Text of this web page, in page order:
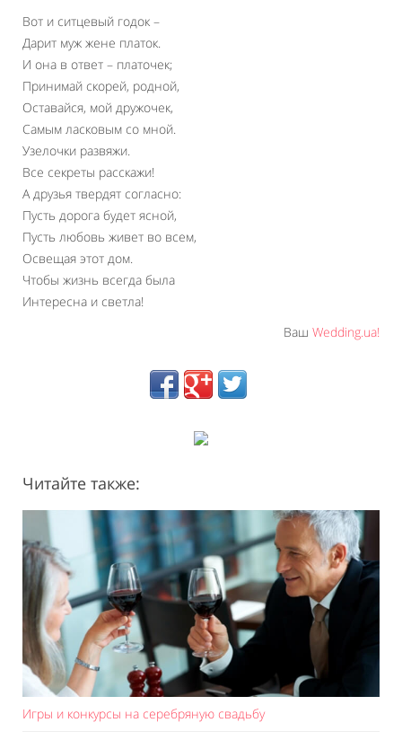
Вот и ситцевый годок –
Дарит муж жене платок.
И она в ответ – платочек;
Принимай скорей, родной,
Оставайся, мой дружочек,
Самым ласковым со мной.
Узелочки развяжи.
Все секреты расскажи!
А друзья твердят согласно:
Пусть дорога будет ясной,
Пусть любовь живет во всем,
Освещая этот дом.
Чтобы жизнь всегда была
Интересна и светла!
Ваш Wedding.ua!
Читайте также:
Игры и конкурсы на серебряную свадьбу